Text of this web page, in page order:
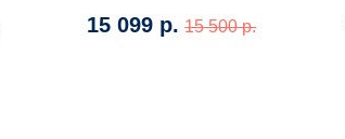
Самобалансировкой (Белый
граффити)
15 099 р. 15 500 р.